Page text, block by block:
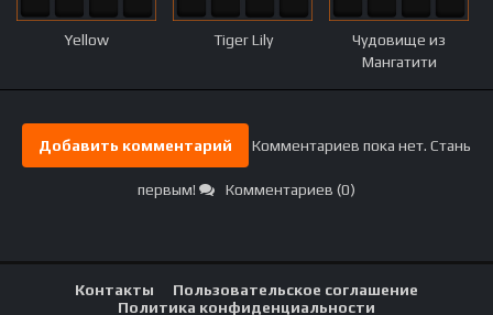
Yellow Tiger Lily
Чудовище из
Мангатити
Добавить комментарий Комментариев пока нет. Стань
первым! Комментариев (0)
Контакты
Пользовательское соглашение
Политика конфиденциальности